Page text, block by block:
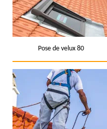
Pose de velux 80